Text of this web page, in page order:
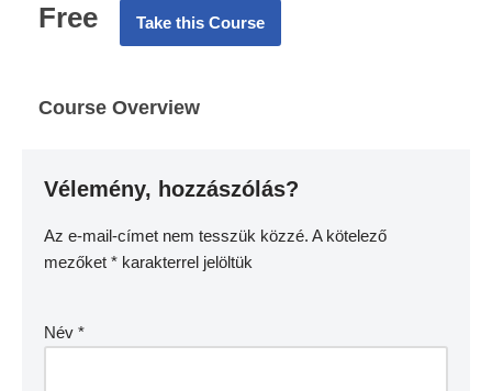
Free Take this Course
Course Overview
Vélemény, hozzászólás?
Az e-mail-címet nem tesszük közzé. A kötelező
mezőket * karakterrel jelöltük
Név *